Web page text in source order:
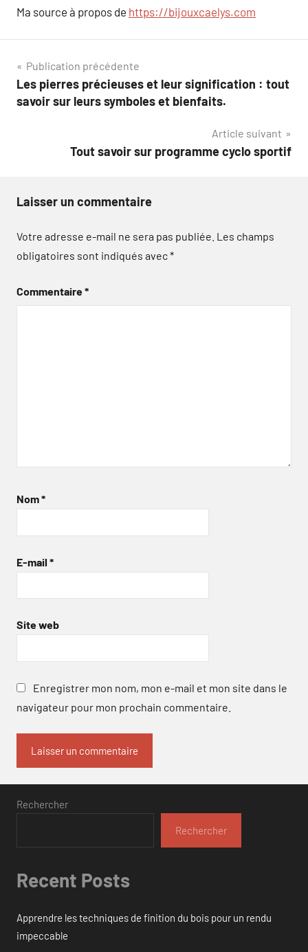
Ma source à propos de https://bijouxcaelys.com
Navigation
de
Publication précédente
Les pierres précieuses et leur signification : tout
savoir sur leurs symboles et bienfaits.
Article suivant
Tout savoir sur programme cyclo sportif
Laisser un commentaire
Votre adresse e-mail ne sera pas publiée. Les champs
obligatoires sont indiqués avec*
Commentaire*
Nom*
E-mail *
Site web
Enregistrer mon nom, mon e-mail et mon site dans le
navigateur pour mon prochain commentaire.
Rechercher
Rechercher
Recent Posts
Apprendre les techniques de finition du bois pour un rendu
impeccable